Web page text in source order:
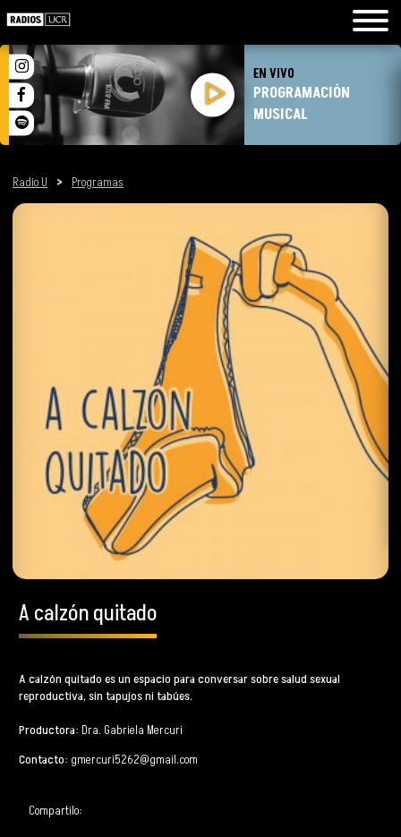
EN VIVO
PROGRAMACIÓN
MUSICAL
Radio U > Programas
A calzón quitado
A calzón quitado es un espacio para conversar sobre salud sexual
reproductiva, sin tapujos ni tabúes.
Productora: Dra. Gabriela Mercuri
Contacto: gmercuri5262@gmail.com
Compartilo: